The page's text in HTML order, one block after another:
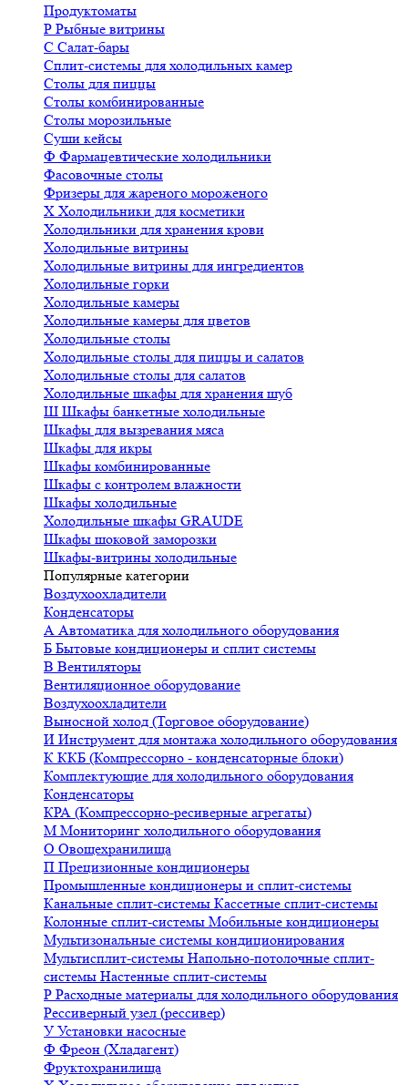
Продуктоматы
Р Рыбные витрины
С Салат-бары
Сплит-системы для холодильных камер
Столы для пиццы
Столы комбинированные
Столы морозильные
Суши кейсы
Ф Фармацевтические холодильники
Фасовочные столы
Фризеры для жареного мороженого
Х Холодильники для косметики
Холодильники для хранения крови
Холодильные витрины
Холодильные витрины для ингредиентов
Холодильные горки
Холодильные камеры
Холодильные камеры для цветов
Холодильные столы
Холодильные столы для пиццы и салатов
Холодильные столы для салатов
Холодильные шкафы для хранения шуб
Ш Шкафы банкетные холодильные
Шкафы для вызревания мяса
Шкафы для икры
Шкафы комбинированные
Шкафы с контролем влажности
Шкафы холодильные
Холодильные шкафы GRAUDE
Шкафы шоковой заморозки
Шкафы-витрины холодильные
Популярные категории
Воздухоохладители
Конденсаторы
А Автоматика для холодильного оборудования
Б Бытовые кондиционеры и сплит системы
В Вентиляторы
Вентиляционное оборудование
Воздухоохладители
Выносной холод (Торговое оборудование)
И Инструмент для монтажа холодильного оборудования
К ККБ (Компрессорно - конденсаторные блоки)
Комплектующие для холодильного оборудования
Конденсаторы
КРА (Компрессорно-ресиверные агрегаты)
М Мониторинг холодильного оборудования
О Овощехранилища
П Прецизионные кондиционеры
Промышленные кондиционеры и сплит-системы
Канальные сплит-системы Кассетные сплит-системы
Колонные сплит-системы Мобильные кондиционеры
Мультизональные системы кондиционирования
Мультисплит-системы Напольно-потолочные сплит-
системы Настенные сплит-системы
Р Расходные материалы для холодильного оборудования
Рессиверный узел (рессивер)
У Установки насосные
Ф Фреон (Хладагент)
Фруктохранилища